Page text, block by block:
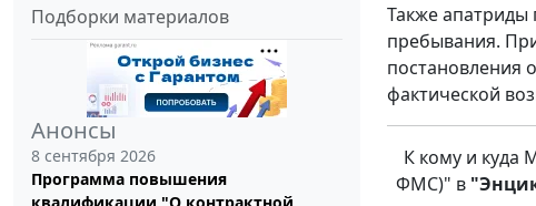
Подборки материалов
Анонсы
8 сентября 2026
Программа повышения
Также апатриды
пребывания.
постановления
фактической
К кому и куда
ФМС)" в